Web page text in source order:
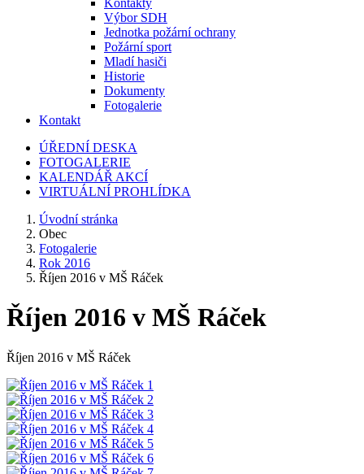
Kontakty
Výbor SDH
Jednotka požární ochrany
Požární sport
Mladí hasiči
Historie
Dokumenty
Fotogalerie
Kontakt
ÚŘEDNÍ DESKA
FOTOGALERIE
KALENDÁŘ AKCÍ
VIRTUÁLNÍ PROHLÍDKA
Úvodní stránka
Obec
Fotogalerie
Rok 2016
Říjen 2016 v MŠ Ráček
Říjen 2016 v MŠ Ráček
Říjen 2016 v MŠ Ráček